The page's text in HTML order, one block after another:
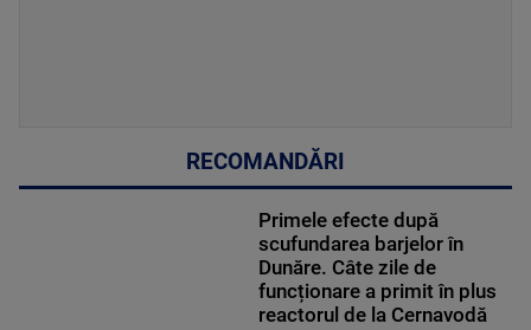
RECOMANDĂRI
Primele efecte după
scufundarea barjelor în
Dunăre. Câte zile de
funcționare a primit în plus
reactorul de la Cernavodă